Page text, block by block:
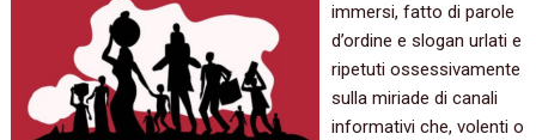
immersi, fatto di parole
d’ordine e slogan urlati e
ripetuti ossessivamente
sulla miriade di canali
informativi che, volenti o